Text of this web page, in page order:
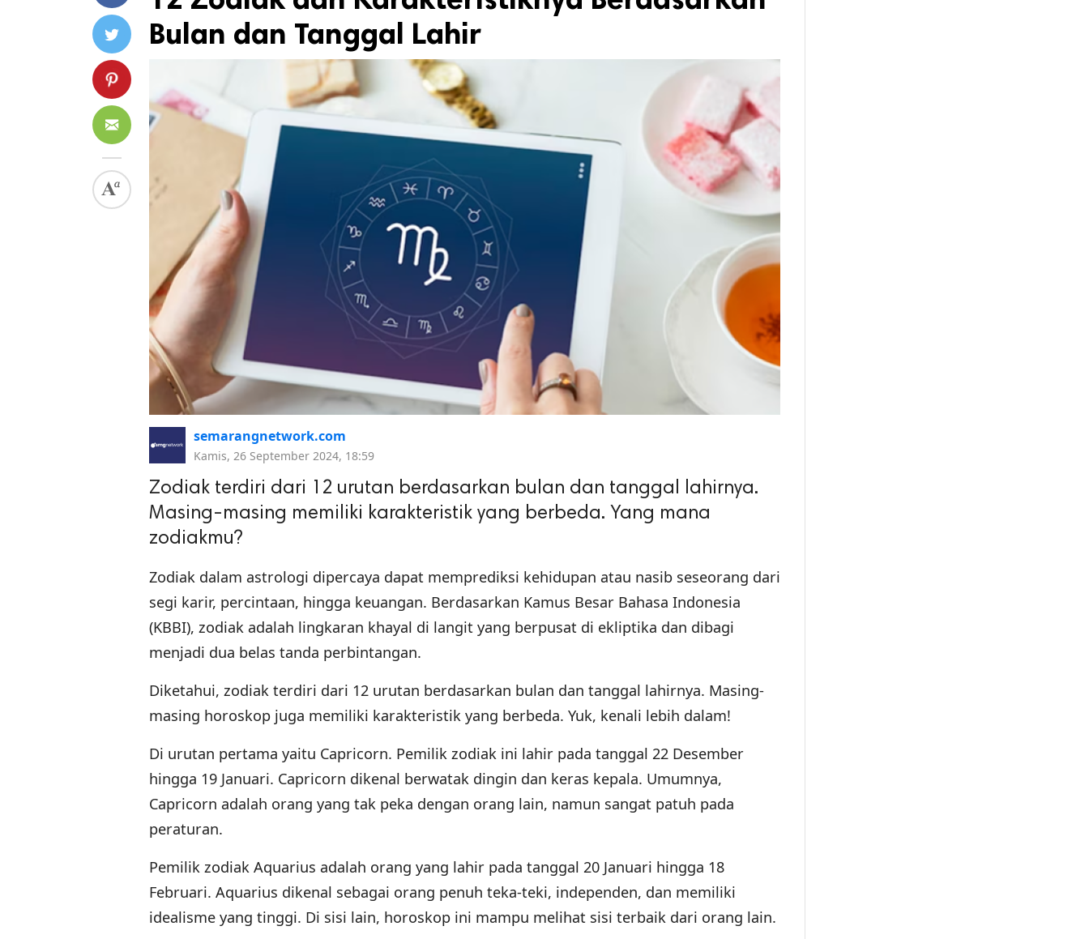
Bulan dan Tanggal Lahir
semarangnetwork.com
Kamis, 26 September 2024, 18:59
Zodiak terdiri dari 12 urutan berdasarkan bulan dan tanggal lahirnya.
Masing-masing memiliki karakteristik yang berbeda. Yang mana
zodiakmu?
Zodiak dalam astrologi dipercaya dapat memprediksi kehidupan atau nasib seseorang dari
segi karir, percintaan, hingga keuangan. Berdasarkan Kamus Besar Bahasa Indonesia
(KBBI), zodiak adalah lingkaran khayal di langit yang berpusat di ekliptika dan dibagi
menjadi dua belas tanda perbintangan.
Diketahui, zodiak terdiri dari 12 urutan berdasarkan bulan dan tanggal lahirnya. Masing-
masing horoskop juga memiliki karakteristik yang berbeda. Yuk, kenali lebih dalam!
Di urutan pertama yaitu Capricorn. Pemilik zodiak ini lahir pada tanggal 22 Desember
hingga 19 Januari. Capricorn dikenal berwatak dingin dan keras kepala. Umumnya,
Capricorn adalah orang yang tak peka dengan orang lain, namun sangat patuh pada
peraturan.
Pemilik zodiak Aquarius adalah orang yang lahir pada tanggal 20 Januari hingga 18
Februari. Aquarius dikenal sebagai orang penuh teka-teki, independen, dan memiliki
idealisme yang tinggi. Di sisi lain, horoskop ini mampu melihat sisi terbaik dari orang lain.